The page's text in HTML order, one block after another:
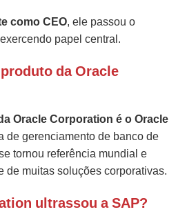
como CEO, ele passou o
papel central.
da Oracle
Oracle Corporation é o Oracle
de gerenciamento de banco de
tornou referência mundial e
de muitas soluções corporativas.
ultrassou a SAP?